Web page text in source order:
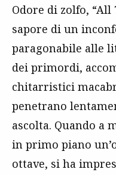
Odore di zolfo,
sapore di un
paragonabile alle
dei primordi,
chitarristici
penetrano
ascolta. Quando a
in primo piano
ottave, si ha